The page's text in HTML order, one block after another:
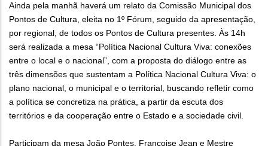
Ainda pela manhã haverá um relato da Comissão Municipal dos
Pontos de Cultura, eleita no 1º Fórum, seguido da apresentação,
por regional, de todos os Pontos de Cultura presentes. Às 14h
será realizada a mesa “Política Nacional Cultura Viva: conexões
entre o local e o nacional”, com a proposta do diálogo entre as
três dimensões que sustentam a Política Nacional Cultura Viva: o
plano nacional, o municipal e o territorial, buscando refletir como
a política se concretiza na prática, a partir da escuta dos
territórios e da cooperação entre o Estado e a sociedade civil.
Participam da mesa João Pontes, Françoise Jean e Mestre